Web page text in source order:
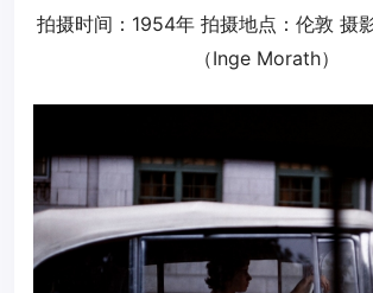
拍摄时间：1954年 拍摄地点：伦敦 摄
（Inge Morath）